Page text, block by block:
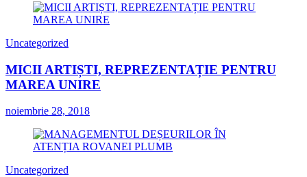
Uncategorized
MICII ARTIȘTI, REPREZENTAȚIE PENTRU
MAREA UNIRE
noiembrie 28, 2018
Uncategorized